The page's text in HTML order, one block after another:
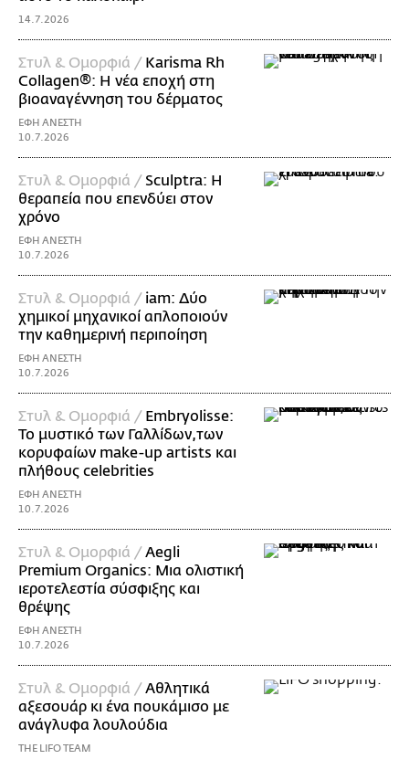
14.7.2026
Στυλ & Ομορφιά / Karisma Rh
Collagen®: Η νέα εποχή στη
βιοαναγέννηση του δέρματος
ΕΦΗ ΑΝΕΣΤΗ
10.7.2026
Στυλ & Ομορφιά / Sculptra: Η
θεραπεία που επενδύει στον
χρόνο
ΕΦΗ ΑΝΕΣΤΗ
10.7.2026
Στυλ & Ομορφιά / iam: Δύο
χημικοί μηχανικοί απλοποιούν
την καθημερινή περιποίηση
ΕΦΗ ΑΝΕΣΤΗ
10.7.2026
Στυλ & Ομορφιά / Embryolisse:
Το μυστικό των Γαλλίδων,των
κορυφαίων make-up artists και
πλήθους celebrities
ΕΦΗ ΑΝΕΣΤΗ
10.7.2026
Στυλ & Ομορφιά /Aegli
Premium Organics: Μια ολιστική
ιεροτελεστία σύσφιξης και
θρέψης
ΕΦΗ ΑΝΕΣΤΗ
10.7.2026
Στυλ & Ομορφιά /Αθλητικά
αξεσουάρ κι ένα πουκάμισο με
ανάγλυφα λουλούδια
THE LIFO TEAM